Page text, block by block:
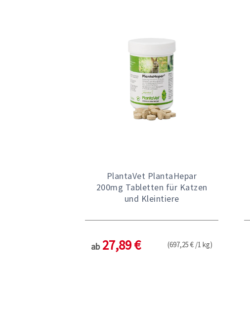
PlantaVet PlantaHepar
200mg Tabletten für Katzen
und Kleintiere
ab 27,89 € (697,25 € /1 kg)